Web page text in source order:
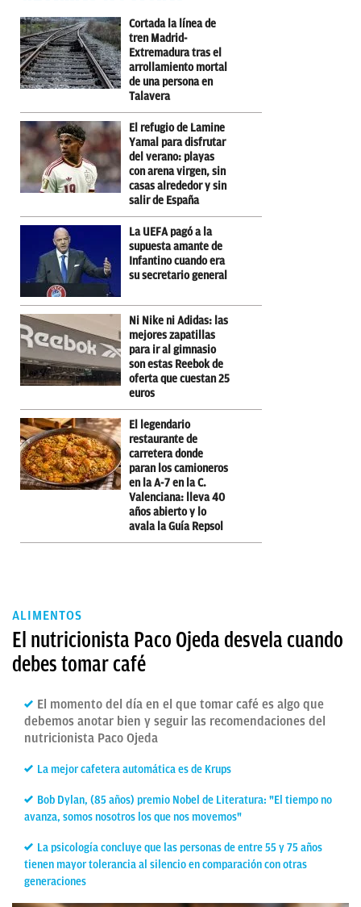
Cortada la línea de
tren Madrid-
Extremadura tras el
arrollamiento mortal
de una persona en
Talavera
El refugio de Lamine
Yamal para disfrutar
del verano: playas
con arena virgen, sin
casas alrededor y sin
salir de España
La UEFA pagó a la
supuesta amante de
Infantino cuando era
su secretario general
Ni Nike ni Adidas: las
mejores zapatillas
para ir al gimnasio
son estas Reebok de
oferta que cuestan 25
euros
El legendario
restaurante de
carretera donde
paran los camioneros
en la A-7 en la C.
Valenciana: lleva 40
años abierto y lo
avala la Guía Repsol
ALIMENTOS
El nutricionista Paco Ojeda desvela cuando
debes tomar café
El momento del día en el que tomar café es algo que
debemos anotar bien y seguir las recomendaciones del
nutricionista Paco Ojeda
La mejor cafetera automática es de Krups
Bob Dylan, (85 años) premio Nobel de Literatura: "El tiempo no
avanza, somos nosotros los que nos movemos"
La psicología concluye que las personas de entre 55 y 75 años
tienen mayor tolerancia al silencio en comparación con otras
generaciones